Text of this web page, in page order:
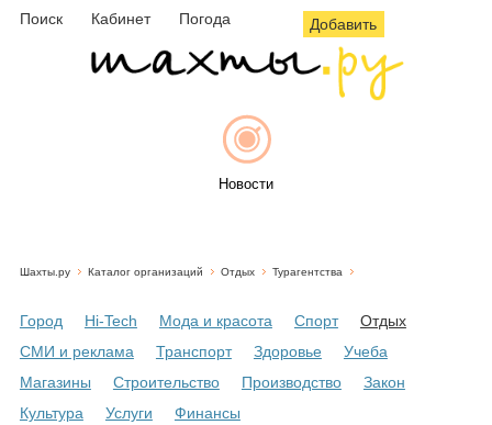
Поиск Кабинет Погода Добавить
Новости
Объявления
Шахты.ру Каталог организаций Отдых Турагентства
Город Hi-Tech Мода и красота Спорт
Отдых
СМИ и реклама
Транспорт Здоровье
Учеба
Магазины
Строительство Производство
Закон
Культура
Услуги Финансы